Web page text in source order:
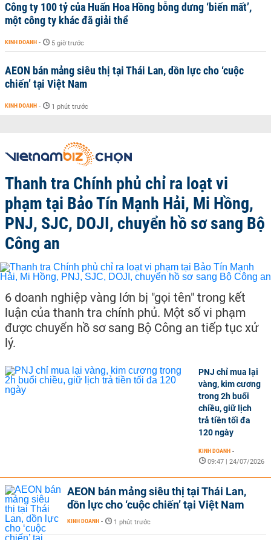
Công ty 100 tỷ của Huấn Hoa Hồng bỗng dưng ‘biến mất’,
một công ty khác đã giải thể
KINH DOANH - 5 giờ trước
AEON bán mảng siêu thị tại Thái Lan, dồn lực cho ‘cuộc
chiến’ tại Việt Nam
KINH DOANH - 1 phút trước
Thanh tra Chính phủ chỉ ra loạt vi
phạm tại Bảo Tín Mạnh Hải, Mi Hồng,
PNJ, SJC, DOJI, chuyển hồ sơ sang Bộ
Công an
6 doanh nghiệp vàng lớn bị "gọi tên" trong kết
luận của thanh tra chính phủ. Một số vi phạm
được chuyển hồ sơ sang Bộ Công an tiếp tục xử
lý.
PNJ chỉ mua lại
vàng, kim cương
trong 2h buổi
chiều, giữ lịch
trả tiền tối đa
120 ngày
KINH DOANH -
09:47 | 24/07/2026
AEON bán mảng siêu thị tại Thái Lan,
dồn lực cho ‘cuộc chiến’ tại Việt Nam
KINH DOANH - 1 phút trước